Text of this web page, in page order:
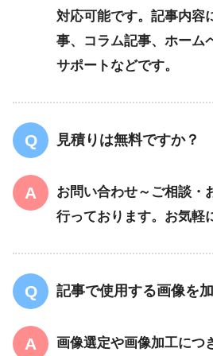
対応可能です。記事内容
事、コラム記事、ホーム
サポートなどです。
見積りは無料ですか？
お問い合わせ～ご相談・
行っております。お気軽
記事で使用する画像を
画像選定や画像加工につ